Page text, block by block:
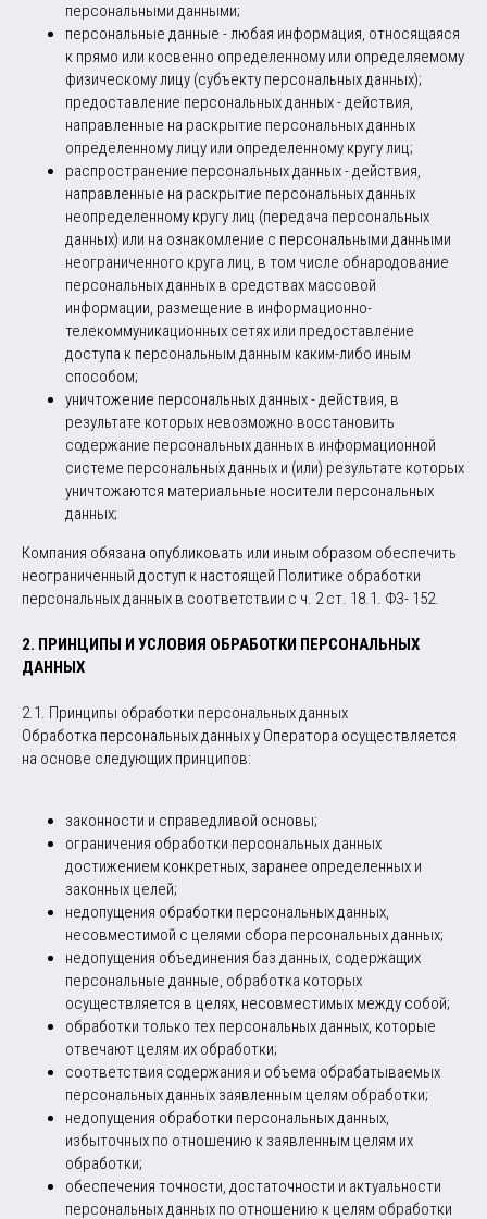
персональными данными;
персональные данные - любая информация, относящаяся
к прямо или косвенно определенному или определяемому
физическому лицу (субъекту персональных данных);
предоставление персональных данных - действия,
направленные на раскрытие персональных данных
определенному лицу или определенному кругу лиц;
распространение персональных данных - действия,
направленные на раскрытие персональных данных
неопределенному кругу лиц (передача персональных
данных) или на ознакомление с персональными данными
неограниченного круга лиц, в том числе обнародование
персональных данных в средствах массовой
информации, размещение в информационно-
телекоммуникационных сетях или предоставление
доступа к персональным данным каким-либо иным
способом;
уничтожение персональных данных - действия, в
результате которых невозможно восстановить
содержание персональных данных в информационной
системе персональных данных и (или) результате которых
уничтожаются материальные носители персональных
данных;
Компания обязана опубликовать или иным образом обеспечить
неограниченный доступ к настоящей Политике обработки
персональных данных в соответствии с ч. 2 ст. 18.1. ФЗ- 152.
2. ПРИНЦИПЫ И УСЛОВИЯ ОБРАБОТКИ ПЕРСОНАЛЬНЫХ
ДАННЫХ
2.1. Принципы обработки персональных данных
Обработка персональных данных у Оператора осуществляется
на основе следующих принципов:
законности и справедливой основы;
ограничения обработки персональных данных
достижением конкретных, заранее определенных и
законных целей;
недопущения обработки персональных данных,
несовместимой с целями сбора персональных данных;
недопущения объединения баз данных, содержащих
персональные данные, обработка которых
осуществляется в целях, несовместимых между собой;
обработки только тех персональных данных, которые
отвечают целям их обработки;
соответствия содержания и объема обрабатываемых
персональных данных заявленным целям обработки;
недопущения обработки персональных данных,
избыточных по отношению к заявленным целям их
обработки;
обеспечения точности, достаточности и актуальности
персональных данных по отношению к целям обработки